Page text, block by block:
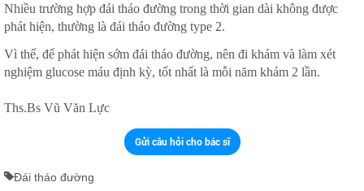
Nhiều trường hợp đái tháo đường trong thời gian dài không được
phát hiện, thường là đái tháo đường type 2.
Vì thế, để phát hiện sớm đái tháo đường, nên đi khám và làm xét
nghiệm glucose máu định kỳ, tốt nhất là mỗi năm khám 2 lần.
Ths.Bs Vũ Văn Lực
Gửi câu hỏi cho bác sĩ
Đái tháo đường